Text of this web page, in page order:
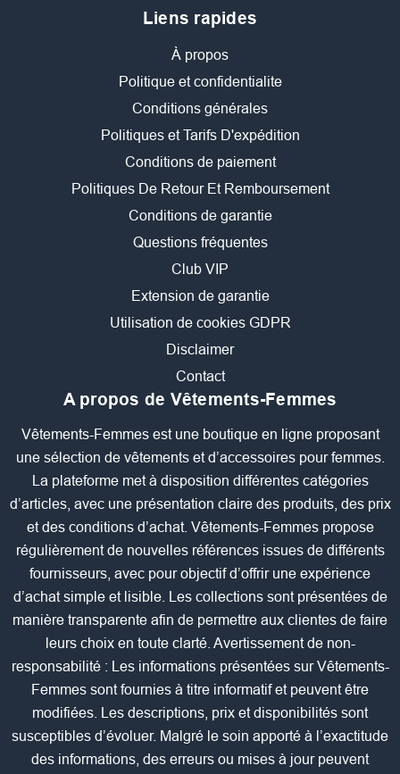
Liens rapides
À propos
Politique et confidentialite
Conditions générales
Politiques et Tarifs D'expédition
Conditions de paiement
Politiques De Retour Et Remboursement
Conditions de garantie
Questions fréquentes
Club VIP
Extension de garantie
Utilisation de cookies GDPR
Disclaimer
Contact
A propos de Vêtements-Femmes
Vêtements-Femmes est une boutique en ligne proposant
une sélection de vêtements et d’accessoires pour femmes.
La plateforme met à disposition différentes catégories
d’articles, avec une présentation claire des produits, des prix
et des conditions d’achat. Vêtements-Femmes propose
régulièrement de nouvelles références issues de différents
fournisseurs, avec pour objectif d’offrir une expérience
d’achat simple et lisible. Les collections sont présentées de
manière transparente afin de permettre aux clientes de faire
leurs choix en toute clarté. Avertissement de non-
responsabilité : Les informations présentées sur Vêtements-
Femmes sont fournies à titre informatif et peuvent être
modifiées. Les descriptions, prix et disponibilités sont
susceptibles d’évoluer. Malgré le soin apporté à l’exactitude
des informations, des erreurs ou mises à jour peuvent